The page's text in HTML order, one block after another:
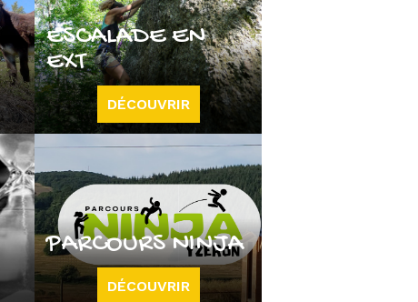
ESCALADE EN
EXT
DÉCOUVRIR
PARCOURS NINJA
DÉCOUVRIR